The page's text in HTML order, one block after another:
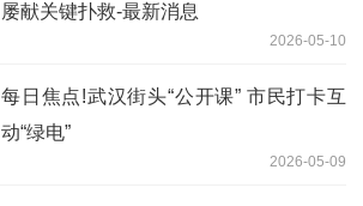
屡献关键扑救-最新消息
2026-05-10
每日焦点!武汉街头“公开课” 市民打卡互
动“绿电”
2026-05-09